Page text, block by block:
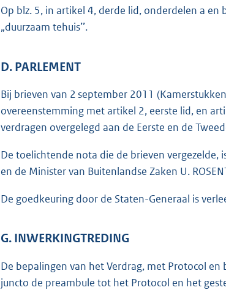
Op blz. 5, in artikel 4, derde lid, onderdelen a
„duurzaam tehuis’’.
D. PARLEMENT
Bij brieven van 2 september 2011
overeenstemming met artikel 2, eerste lid, en
verdragen overgelegd aan de Eerste en de
De toelichtende nota die de brieven vergezelde,
en de Minister van Buitenlandse Zaken U.
De goedkeuring door de Staten-Generaal is
G. INWERKINGTREDING
De bepalingen van het Verdrag, met Protocol
juncto de preambule tot het Protocol en het